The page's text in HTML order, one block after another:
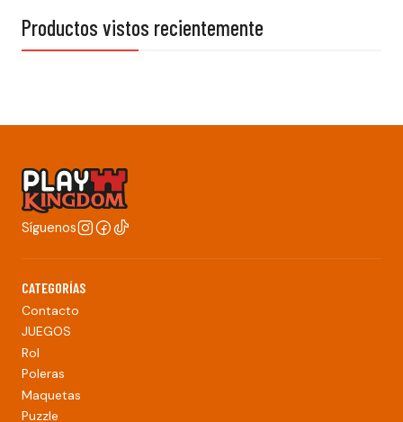
Productos vistos recientemente
Síguenos
CATEGORÍAS
Contacto
JUEGOS
Rol
Poleras
Maquetas
Puzzle